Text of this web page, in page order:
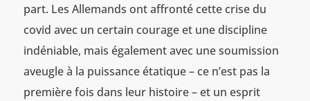
part. Les Allemands ont affronté cette crise du
covid avec un certain courage et une discipline
indéniable, mais également avec une soumission
aveugle à la puissance étatique – ce n’est pas la
première fois dans leur histoire – et un esprit